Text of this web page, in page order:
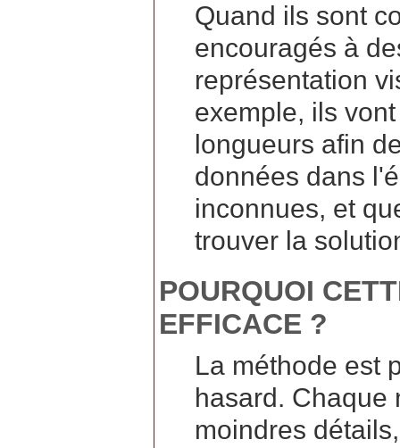
Quand ils sont
encouragés à
représentation
exemple, ils
longueurs afin
données dans
inconnues, et
trouver la
POURQUOI
EFFICACE ?
La méthode est
hasard. Chaque
moindres